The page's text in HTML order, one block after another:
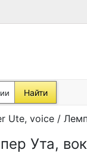
Найти
Ute, voice /
Ута,